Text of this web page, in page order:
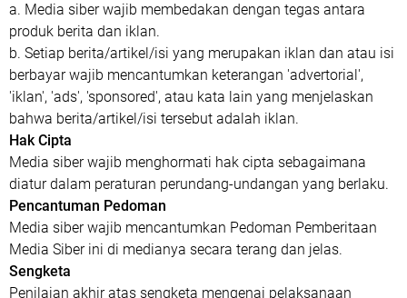
a. Media siber wajib membedakan dengan tegas antara
produk berita dan iklan.
b. Setiap berita/artikel/isi yang merupakan iklan dan atau isi
berbayar wajib mencantumkan keterangan 'advertorial',
'iklan', 'ads', 'sponsored', atau kata lain yang menjelaskan
bahwa berita/artikel/isi tersebut adalah iklan.
Hak Cipta
Media siber wajib menghormati hak cipta sebagaimana
diatur dalam peraturan perundang-undangan yang berlaku.
Pencantuman Pedoman
Media siber wajib mencantumkan Pedoman Pemberitaan
Media Siber ini di medianya secara terang dan jelas.
Sengketa
Penilaian akhir atas sengketa mengenai pelaksanaan